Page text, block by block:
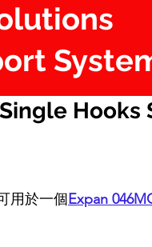
Hooks
用於一個Expan